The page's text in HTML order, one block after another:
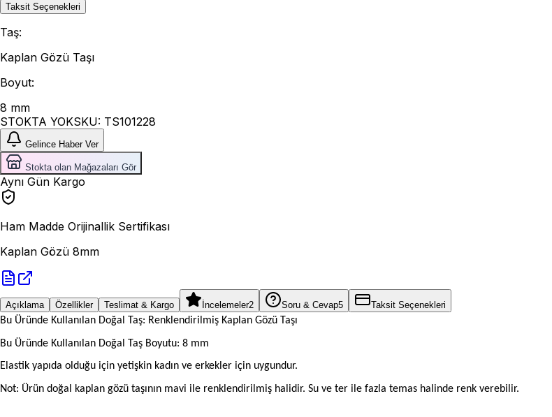
Taksit Seçenekleri
Taş:
Kaplan Gözü Taşı
Boyut:
8 mm
STOKTA YOKSKU: TS101228
Gelince Haber Ver
Stokta olan Mağazaları Gör
Aynı Gün Kargo
Ham Madde Orijinallik Sertifikası
Kaplan Gözü 8mm
Açıklama Özellikler Teslimat & Kargo İncelemeler2 Soru & Cevap5 Taksit Seçenekleri
Bu Üründe Kullanılan Doğal Taş: Renklendirilmiş Kaplan Gözü Taşı
Bu Üründe Kullanılan Doğal Taş Boyutu: 8 mm
Elastik yapıda olduğu için yetişkin kadın ve erkekler için uygundur.
Not: Ürün doğal kaplan gözü taşının mavi ile renklendirilmiş halidir. Su ve ter ile fazla temas halinde renk verebilir.